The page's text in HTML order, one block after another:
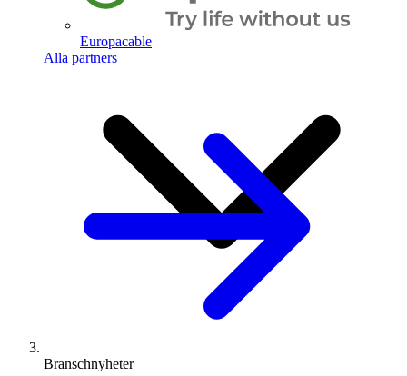
Europacable
Alla partners
Branschnyheter